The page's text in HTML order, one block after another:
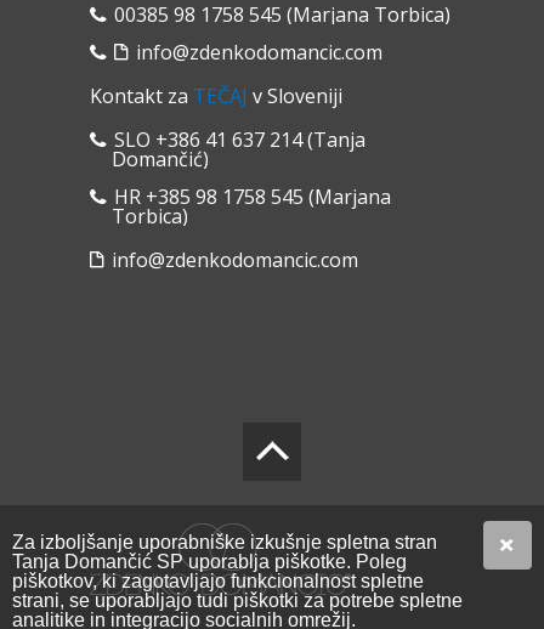
00385 98 1758 545 (Marjana Torbica)
info@zdenkodomancic.com
Kontakt za TEČAJ v Sloveniji
SLO +386 41 637 214 (Tanja
Domančić)
HR +385 98 1758 545 (Marjana
Torbica)
info@zdenkodomancic.com
Za izboljšanje uporabniške izkušnje spletna stran
Tanja Domančić SP uporablja piškotke. Poleg
piškotkov, ki zagotavljajo funkcionalnost spletne
strani, se uporabljajo tudi piškotki za potrebe spletne
analitike in integracijo socialnih omrežij.